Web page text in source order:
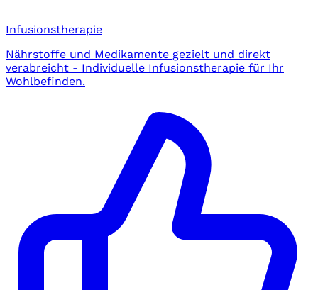
Infusionstherapie
Nährstoffe und Medikamente gezielt und direkt
verabreicht - Individuelle Infusionstherapie für Ihr
Wohlbefinden.